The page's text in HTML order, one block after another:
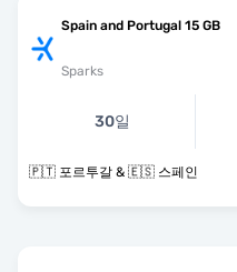
Spain and Portugal 15 GB
Sparks
30일
🇵🇹 포르투갈 & 🇪🇸 스페인